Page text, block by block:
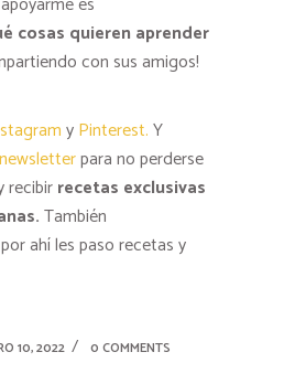
cosas quieren aprender
con sus amigos!
yPinterest.Y
para no perderse
recibirrecetas exclusivas
También
ahí les paso recetas y
10, 2022 0 COMMENTS